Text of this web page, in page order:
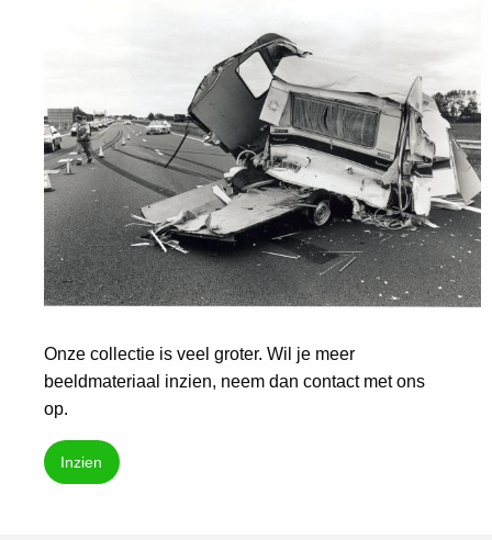
Onze collectie is veel groter. Wil je meer
beeldmateriaal inzien, neem dan contact met ons
op.
Inzien